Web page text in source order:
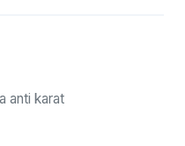
anti karat